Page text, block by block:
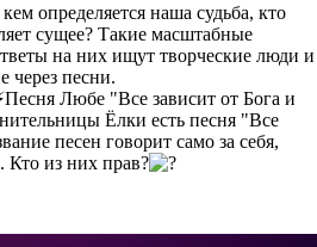
определяется наша судьба, кто
сущее? Такие масштабные
на них ищут творческие люди и
через песни.
Песня Любе "Все зависит от Бога и
Ёлки есть песня "Все
песен говорит само за себя,
Кто из них прав?